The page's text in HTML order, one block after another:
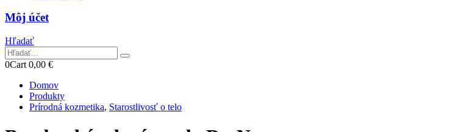
Môj účet
Hľadať
0Cart 0,00 €
Domov
Produkty
Prírodná kozmetika, Starostlivosť o telo